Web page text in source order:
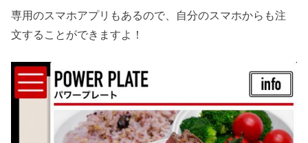
専用のスマホアプリもあるので、自分のスマホからも注
文することができますよ！